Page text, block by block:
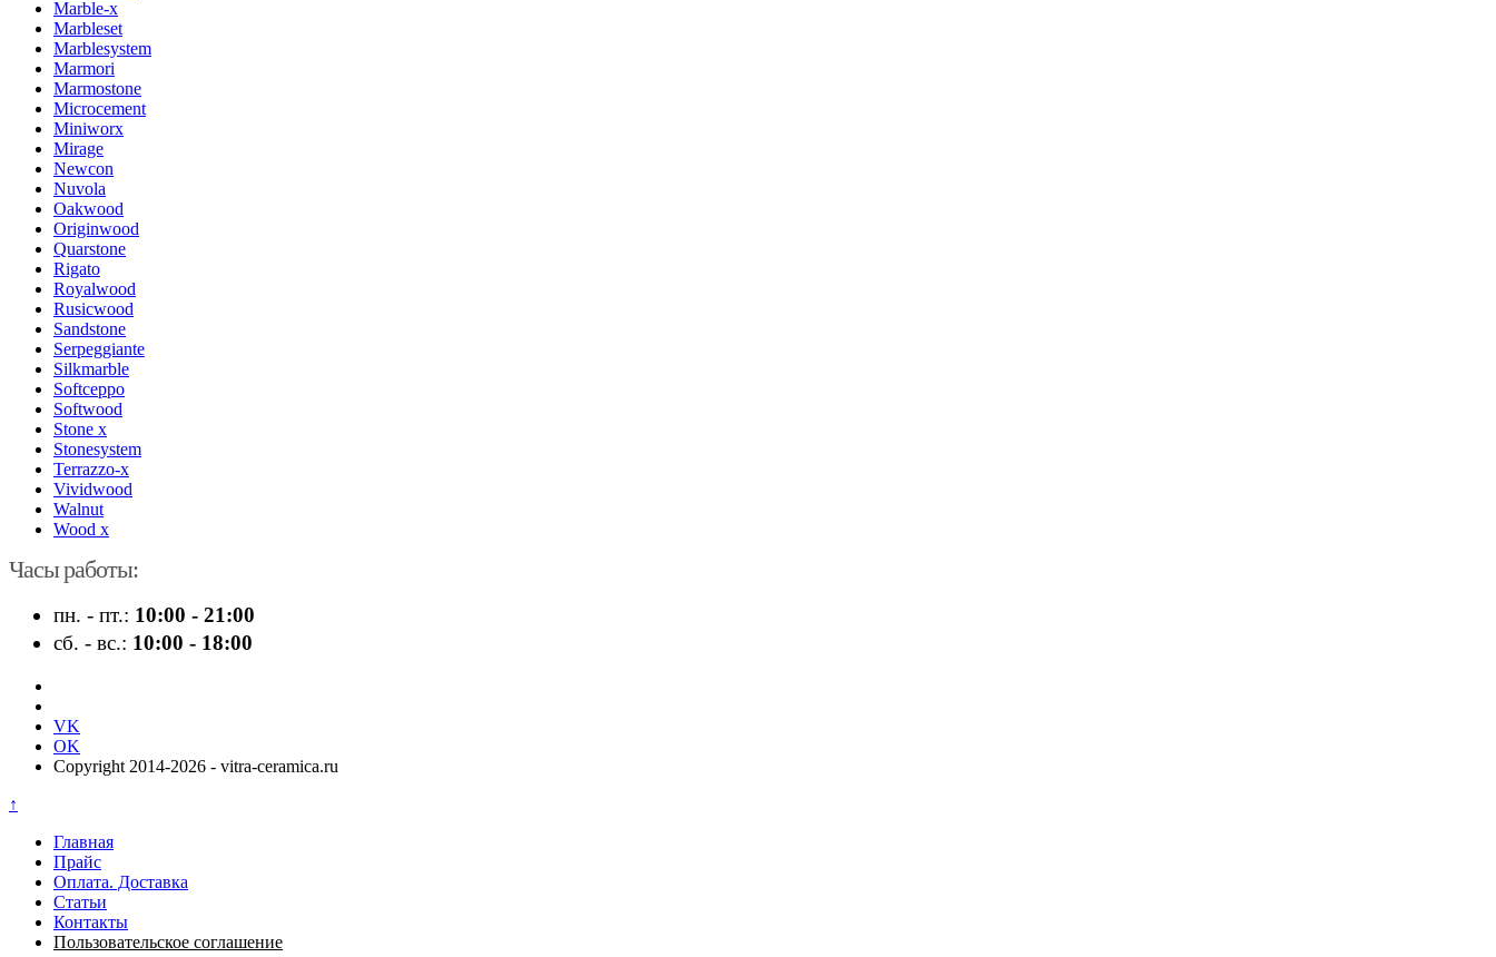
Marble-x
Marbleset
Marblesystem
Marmori
Marmostone
Microcement
Miniworx
Mirage
Newcon
Nuvola
Oakwood
Originwood
Quarstone
Rigato
Royalwood
Rusicwood
Sandstone
Serpeggiante
Silkmarble
Softceppo
Softwood
Stone x
Stonesystem
Terrazzo-x
Vividwood
Walnut
Wood x
Часы работы:
пн. - пт.: 10:00 - 21:00
сб. - вс.: 10:00 - 18:00
VK
OK
Copyright 2014-2026 - vitra-ceramica.ru
↑
Главная
Прайс
Оплата. Доставка
Статьи
Контакты
Пользовательское соглашение